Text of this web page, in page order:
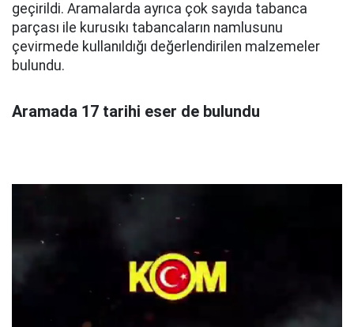
geçirildi. Aramalarda ayrıca çok sayıda tabanca
parçası ile kurusıkı tabancaların namlusunu
çevirmede kullanıldığı değerlendirilen malzemeler
bulundu.
Aramada 17 tarihi eser de bulundu